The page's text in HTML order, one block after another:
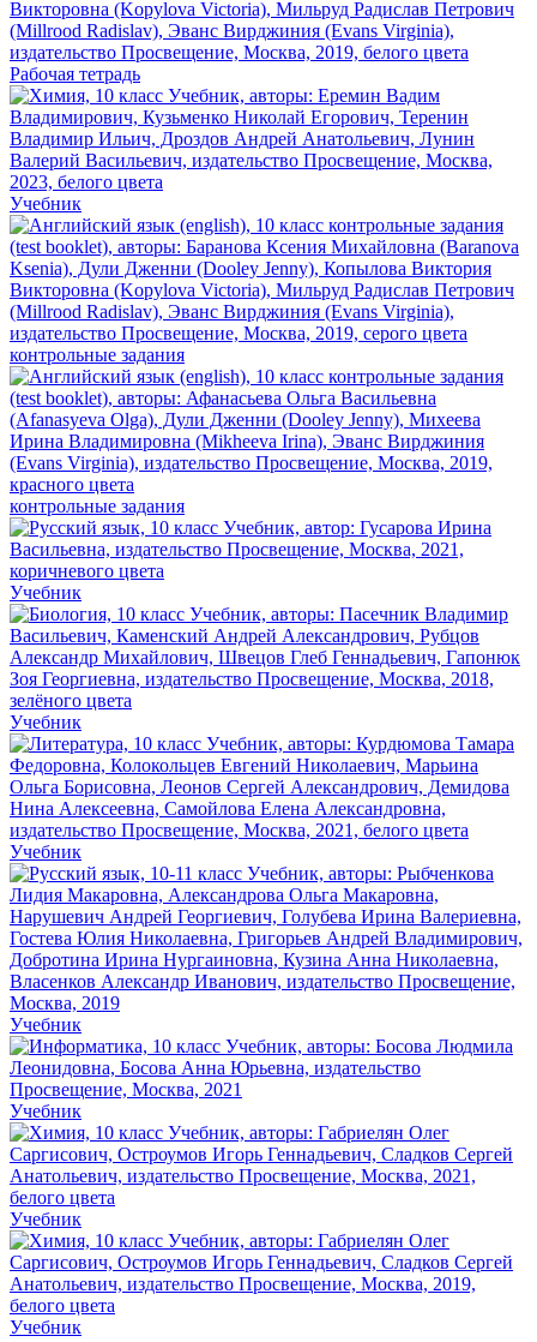
Рабочая тетрадь
Учебник
контрольные задания
контрольные задания
Учебник
Учебник
Учебник
Учебник
Учебник
Учебник
Учебник